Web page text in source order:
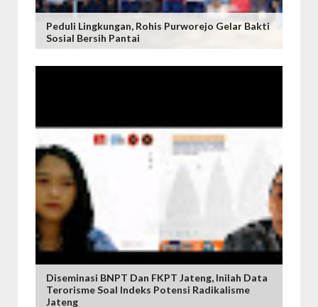
Peduli Lingkungan, Rohis Purworejo Gelar Bakti
Sosial Bersih Pantai
Diseminasi BNPT Dan FKPT Jateng, Inilah Data
Terorisme Soal Indeks Potensi Radikalisme
Jateng